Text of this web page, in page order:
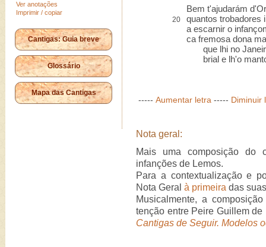
Ver anotações
Imprimir / copiar
Cantigas: Guia breve
Glossário
Mapa das Cantigas
Bem t'ajudarám
20
quantos trobadores
a escarnir o
ca fremosa dona
que lhi no
brial e lh'o
----- Aumentar letra ----- Diminuir
Nota geral:
Mais uma composição
infanções de Lemos.
Para a contextualização e
Nota Geral à primeira das
Musicalmente, a
tenção entre Peire Guillem
Cantigas de Seguir. Modelos